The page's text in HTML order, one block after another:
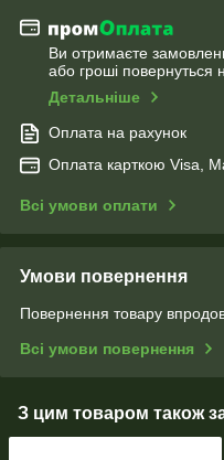
Ви отримаєте
або гроші повернуться
Детальніше
Оплата на рахунок
Оплата карткою Visa,
Всі умови оплати
Умови повернення
Повернення товару
Всі умови повернення
З цим товаром також